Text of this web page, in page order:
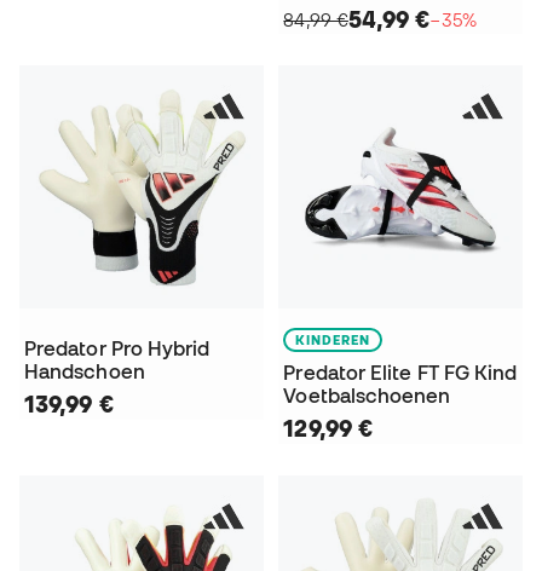
84,99 €54,99 €−35%
Predator Pro Hybrid
Handschoen
139,99 €
KINDEREN
Predator Elite FT FG Kind
Voetbalschoenen
129,99 €